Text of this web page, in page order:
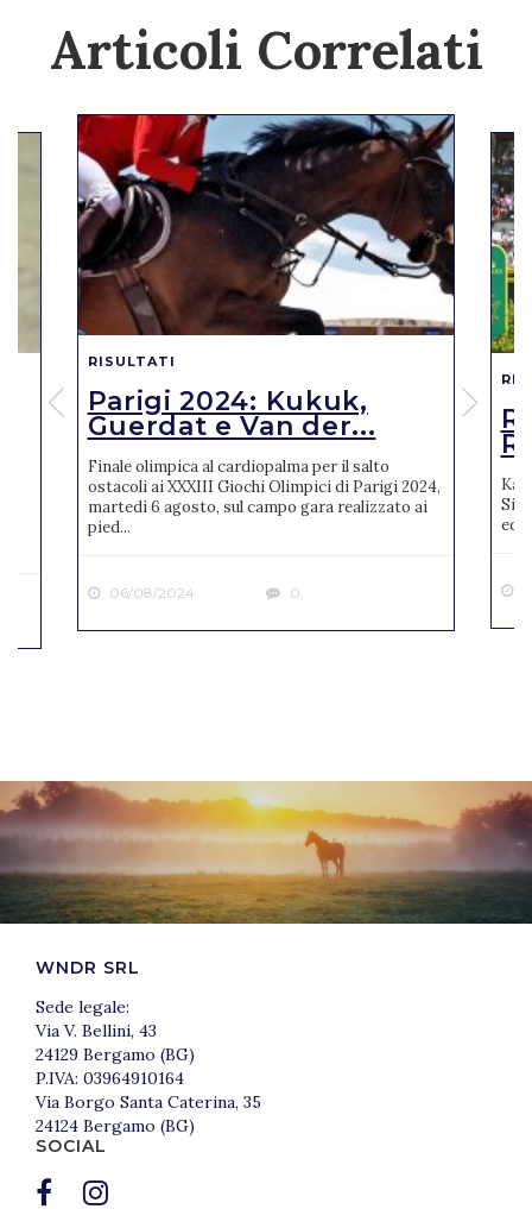
Articoli Correlati
RISULTATI
Parigi 2024: Kukuk,
Guerdat e Van der...
Finale olimpica al cardiopalma per il salto
ostacoli ai XXXIII Giochi Olimpici di Parigi 2024,
martedì 6 agosto, sul campo gara realizzato ai
pied...
06/08/2024 0
WNDR SRL
Sede legale:
Via V. Bellini, 43
24129 Bergamo (BG)
P.IVA: 03964910164
Via Borgo Santa Caterina, 35
24124 Bergamo (BG)
SOCIAL